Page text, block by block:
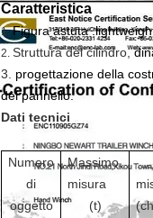
Caratteristica
1.Figura astuta
2. Struttura del cilindro,
3. progettazione della
del pannello.
Dati tecnici
Numero
di
oggetto
Massimo.
misura
(t)